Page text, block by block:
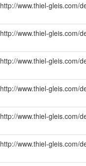
http://www.thiel-gleis.com/
http://www.thiel-gleis.com/
http://www.thiel-gleis.com/
http://www.thiel-gleis.com/
http://www.thiel-gleis.com/
http://www.thiel-gleis.com/